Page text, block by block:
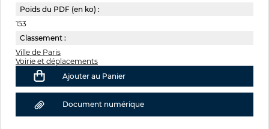
Poids du PDF (en ko) :
153
Classement :
Ville de Paris
Voirie et déplacements
Ajouter au Panier
Document numérique